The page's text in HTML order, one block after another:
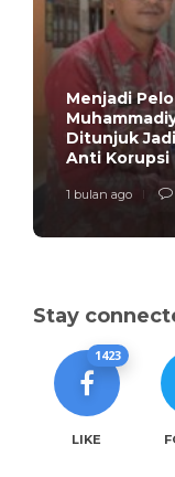
Menjadi
Ditunjuk
Anti Korupsi
1 bulan ago
Stay
1423
LIKE